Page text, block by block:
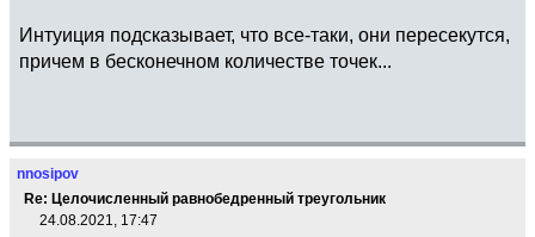
Интуиция подсказывает, что все-таки, они пересекутся,
причем в бесконечном количестве точек...
nnosipov
Re: Целочисленный равнобедренный треугольник
24.08.2021, 17:47